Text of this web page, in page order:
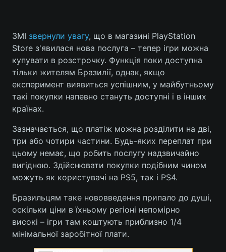
Головна Війна
Україна Політика
Спорт Наука
Техно і зв'язок Лайт
Зброя Інциденти
Здоров'я Туризм
Цікавинки Погода
ЗМІ звернули увагу, що в магазині PlayStation
Store з'явилася нова послуга – тепер ігри можна
купувати в розстрочку. Функція поки доступна
тільки жителям Бразилії, однак, якщо
експеримент виявиться успішним, у майбутньому
такі покупки напевно стануть доступні і в інших
країнах.
Зазначається, що платіж можна розділити на дві,
три або чотири частини. Будь-яких переплат при
цьому немає, що робить послугу надзвичайно
вигідною. Здійснювати покупки подібним чином
можуть як користувачі на PS5, так і PS4.
Бразильцям таке нововведення припало до душі,
оскільки ціни в їхньому регіоні непомірно
високі – ігри там коштують приблизно 1/4
мінімальної заробітної плати.